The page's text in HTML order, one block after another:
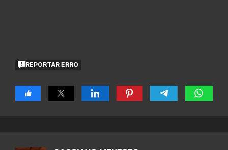
REPORTAR ERRO